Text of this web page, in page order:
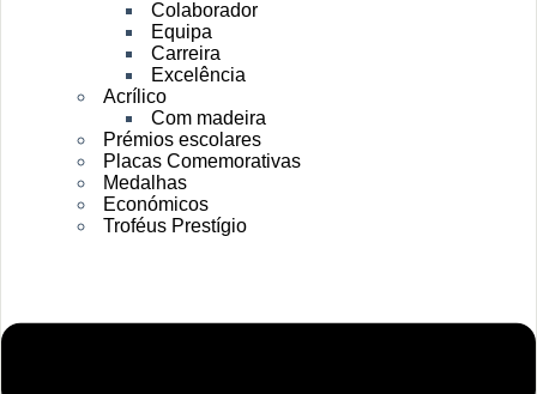
Colaborador
Equipa
Carreira
Excelência
Acrílico
Com madeira
Prémios escolares
Placas Comemorativas
Medalhas
Económicos
Troféus Prestígio